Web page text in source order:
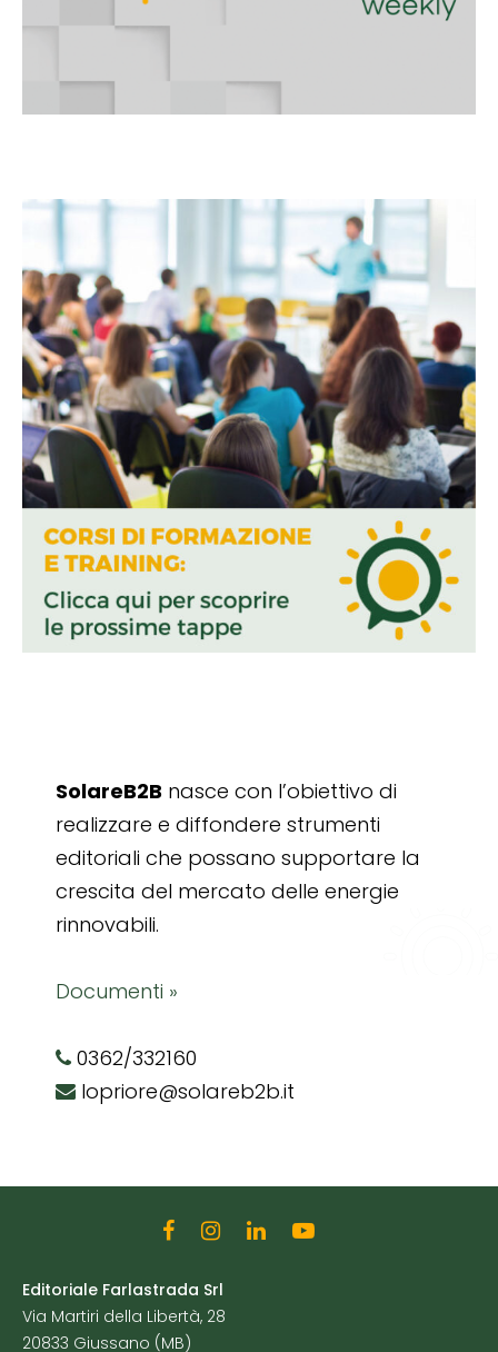
SolareB2B nasce con l’obiettivo di
realizzare e diffondere strumenti
editoriali che possano supportare la
crescita del mercato delle energie
rinnovabili.
Documenti »
0362/332160
lopriore@solareb2b.it
Editoriale Farlastrada Srl
Via Martiri della Libertà, 28
20833 Giussano (MB)